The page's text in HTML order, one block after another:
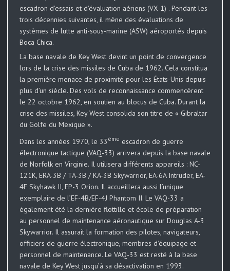
escadron d’essais et d’évaluation aériens (VX-1) . Pendant les
trois décennies suivantes, il mène des évaluations de
systèmes de lutte anti-sous-marine (ASW) aéroportés depuis
Boca Chica.
La base navale de Key West devint un point de convergence
lors de la crise des missiles de Cuba de 1962. Cela constitua
la première menace de proximité pour les États-Unis depuis
plus d’un siècle. Des vols de reconnaissance commencèrent
le 22 octobre 1962, en soutien au blocus de Cuba. Durant la
crise des missiles, Key West consolida son titre de « Gibraltar
du Golfe du Mexique ».
Dans les années 1970, le 33 ème escadron de guerre
électronique tactique (VAQ-33) arrivera depuis la base navale
de Norfolk en Virginie. Il utilisera différents appareils : NC-
121K, ERA-3B / TA-3B / KA-3B Skywarrior, EA-6A Intruder, EA-
4F Skyhawk II, EP-3 Orion. Il accueillera aussi l’unique
exemplaire de l’EF-4B/EF-4J Phantom II. Le VAQ-33 a
également été la dernière flottille et école de préparation
au personnel de maintenance aéronautique sur Douglas A-3
Skywarrior. Il assurait la formation des pilotes, navigateurs,
officiers de guerre électronique, membres d’équipage et
personnel de maintenance. Le VAQ-33 est resté à la base
navale de Key West jusqu’à sa désactivation en 1993.